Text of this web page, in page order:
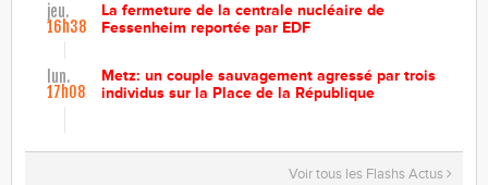
jeu.
16h38
La fermeture de la centrale nucléaire de
Fessenheim reportée par EDF
lun.
17h08
Metz: un couple sauvagement agressé par trois
individus sur la Place de la République
Voir tous les Flashs Actus